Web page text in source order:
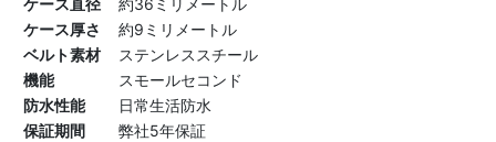
ケース直径
約36ミリメートル
ケース厚さ
約9ミリメートル
ベルト素材
ステンレススチール
機能
スモールセコンド
防水性能
日常生活防水
保証期間
弊社5年保証